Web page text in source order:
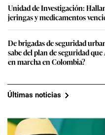
Unidad de Investigación:
jeringas y medicamentos
De brigadas de seguridad
sabe del plan de seguridad
en marcha en Colombia?
Últimas noticias